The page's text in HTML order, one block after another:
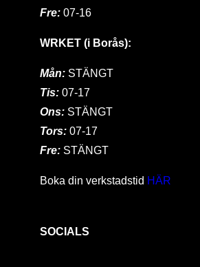
Fre: 07-16
WRKET (i Borås):
Mån: STÄNGT
Tis: 07-17
Ons:STÄNGT
Tors: 07-17
Fre: STÄNGT
Boka din verkstadstid HÄR
SOCIALS